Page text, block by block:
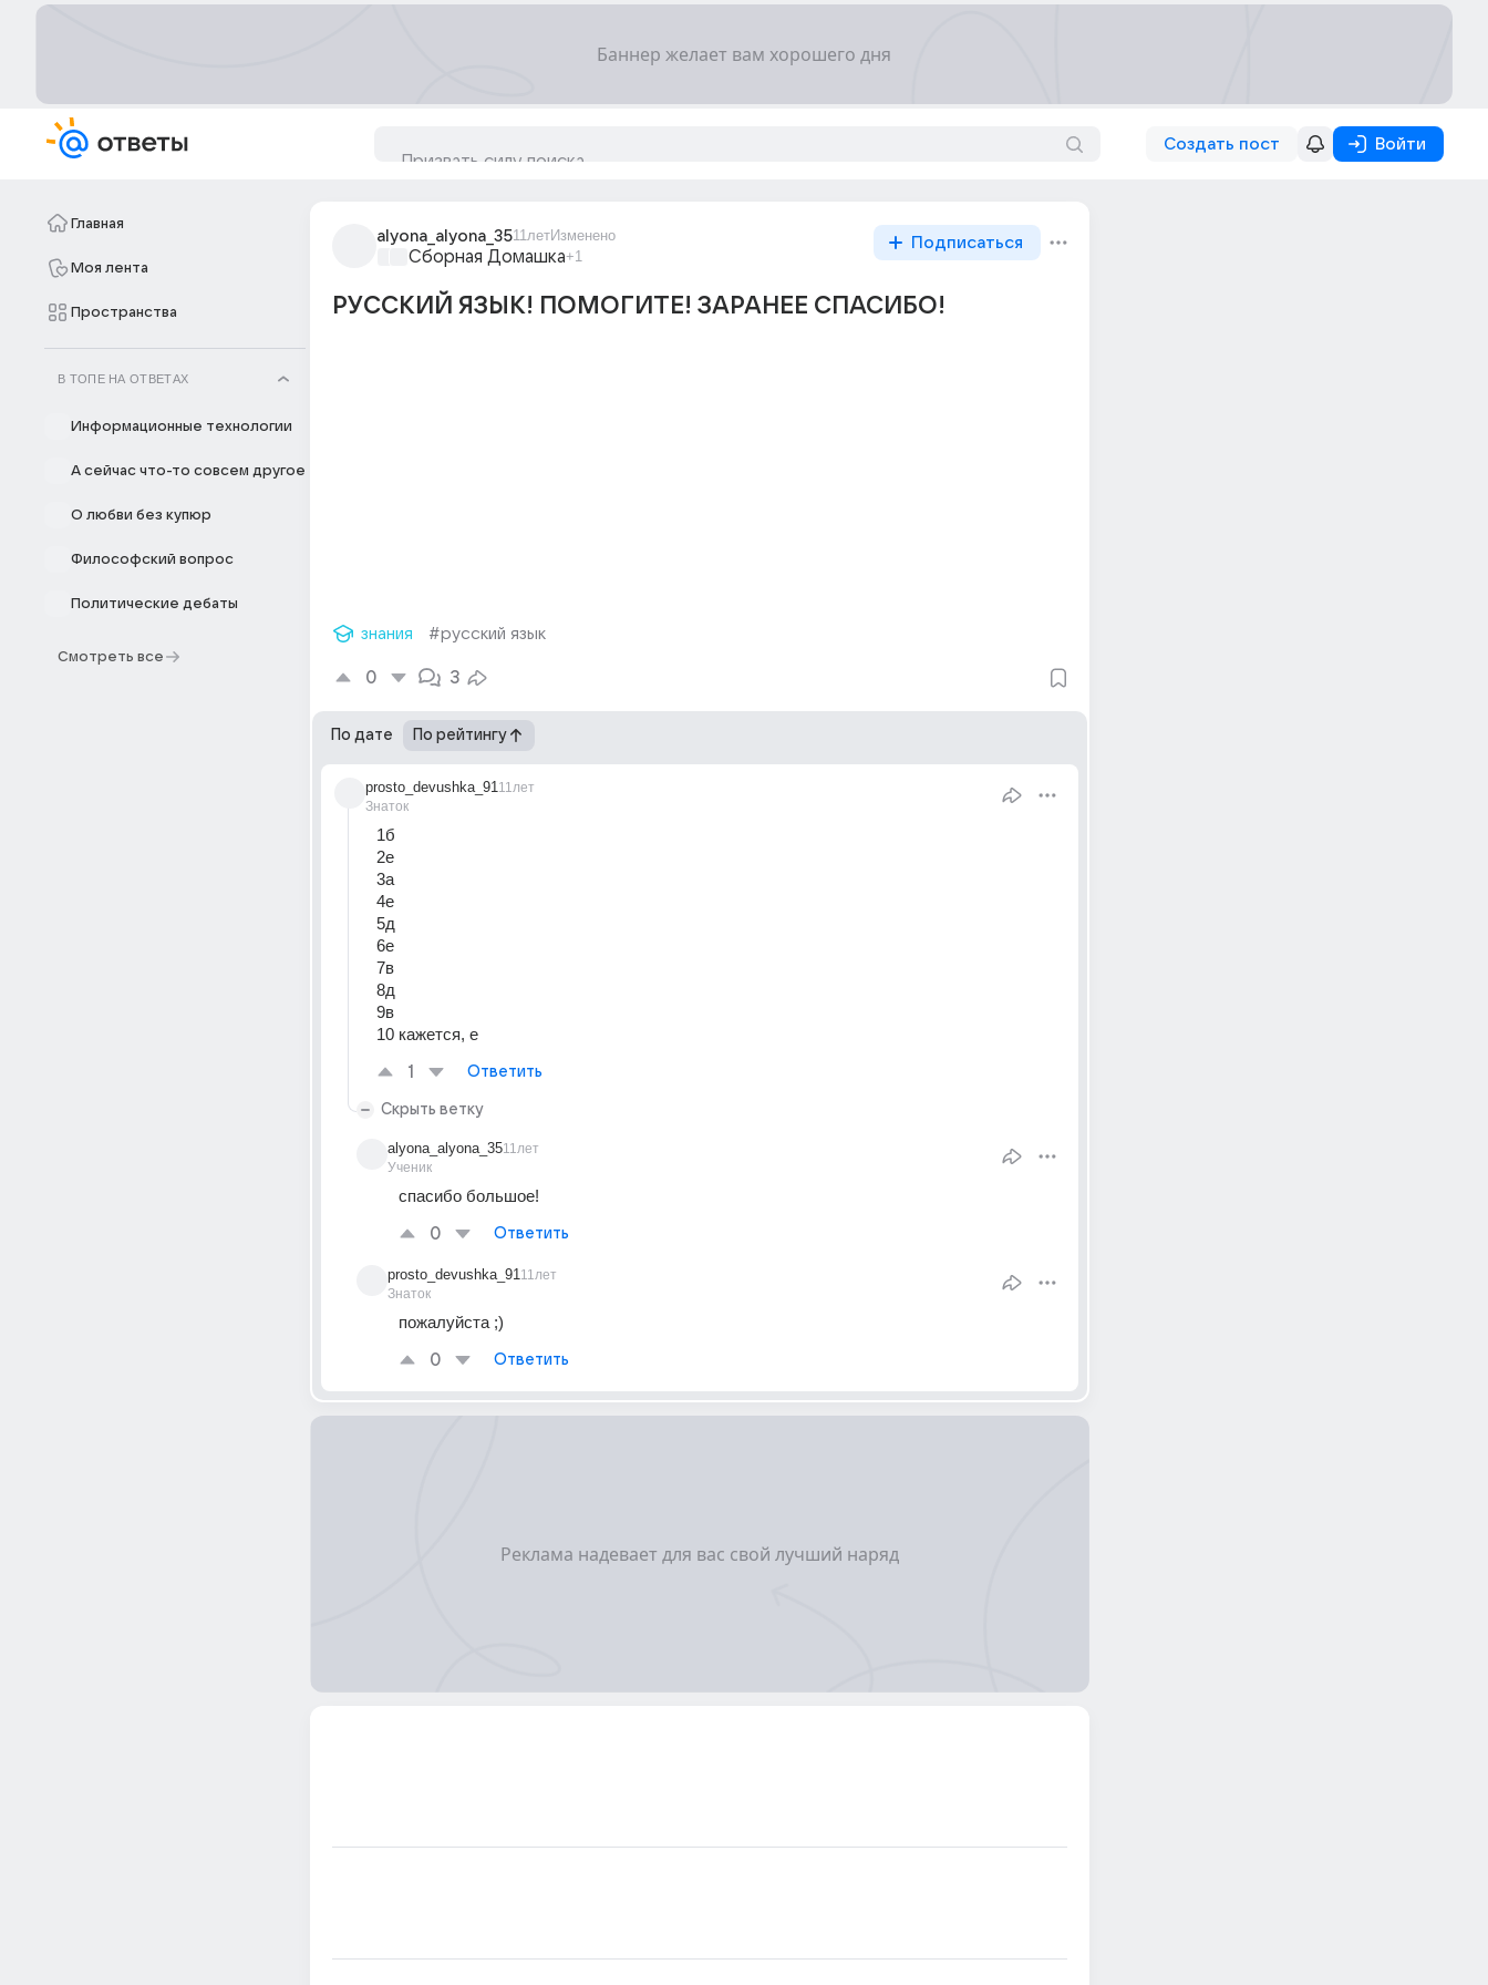
Создать пост Войти
Главная
Моя лента
Пространства
В ТОПЕ НА ОТВЕТАХ
Информационные технологии
А сейчас что-то совсем другое
О любви без купюр
Философский вопрос
Политические дебаты
Смотреть все
alyona_alyona_3511летИзменено
Сборная Домашка+1
Подписаться
РУССКИЙ ЯЗЫК! ПОМОГИТЕ! ЗАРАНЕЕ СПАСИБО!
знания #русский язык
0 3
По дате По рейтингу
prosto_devushka_91
Знаток
11лет
1б
2е
3а
4е
5д
6е
7в
8д
9в
10 кажется, е
1 Ответить
Скрыть ветку
alyona_alyona_35
Ученик
11лет
спасибо большое!
0 Ответить
prosto_devushka_91
Знаток
11лет
пожалуйста ;)
0 Ответить